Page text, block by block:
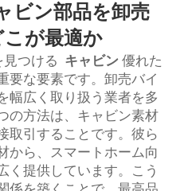
ビン部品を卸売
が最適か
つける キャビン 優れた
要な要素です。卸売バイ
幅広く取り扱う業者を多
の方法は、キャビン素材
取引することです。彼ら
から、スマートホーム向
く提供しています。こう